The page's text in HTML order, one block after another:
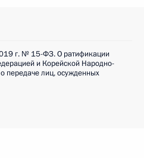
г. № 15-ФЗ. О ратификации
и Корейской Народно-
передаче лиц, осужденных